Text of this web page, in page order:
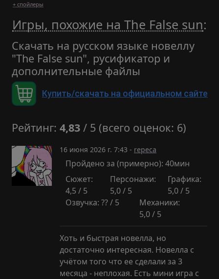
+ спойлеры
Игры, похожие на The False sun:
Скачать на русском языке новеллу
"The False sun", русификатор и
дополнительные файлы
Купить/скачать на официальном сайте
Рейтинг: 4,83 / 5 (всего оценок: 6)
16 июня 2026 г. 7:43 - repeca
Пройдено за (примерно): 40мин
Сюжет:
4,5 / 5
Персонажи:
5,0 / 5
Графика:
5,0 / 5
Озвучка: ?? / 5
Механики:
5,0 / 5
Хоть и быстрая новелла, но
достаточно интересная. Новелла с
учётом того что ее сделали за 3
месяца - неплохая. Есть мини игра с